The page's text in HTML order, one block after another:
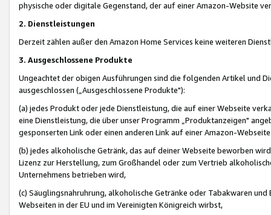
physische oder digitale Gegenstand, der auf einer Amazon-Website
2. Dienstleistungen
Derzeit zählen außer den Amazon Home Services keine weiteren
3. Ausgeschlossene Produkte
Ungeachtet der obigen Ausführungen sind die folgenden Artikel und
ausgeschlossen („Ausgeschlossene Produkte"):
(a) jedes Produkt oder jede Dienstleistung, die auf einer Webseite
eine Dienstleistung, die über unser Programm „Produktanzeigen"
gesponserten Link oder einen anderen Link auf einer Amazon-
(b) jedes alkoholische Getränk, das auf deiner Webseite beworben
Lizenz zur Herstellung, zum Großhandel oder zum Vertrieb
Unternehmens betrieben wird,
(c) Säuglingsnahruhrung, alkoholische Getränke oder Tabakwaren
Webseiten in der EU und im Vereinigten Königreich wirbst,